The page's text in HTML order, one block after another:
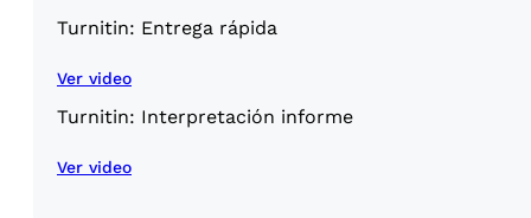
Turnitin: Entrega rápida
Ver video
Turnitin: Interpretación informe
Ver video